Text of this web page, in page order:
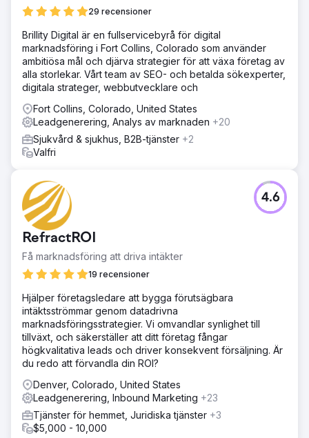
29 recensioner
Brillity Digital är en fullservicebyrå för digital
marknadsföring i Fort Collins, Colorado som använder
ambitiösa mål och djärva strategier för att växa företag av
alla storlekar. Vårt team av SEO- och betalda sökexperter,
digitala strateger, webbutvecklare och
Fort Collins, Colorado, United States
Leadgenerering, Analys av marknaden +20
Sjukvård & sjukhus, B2B-tjänster +2
Valfri
RefractROI
Få marknadsföring att driva intäkter
19 recensioner
4.6
Hjälper företagsledare att bygga förutsägbara
intäktsströmmar genom datadrivna
marknadsföringsstrategier. Vi omvandlar synlighet till
tillväxt, och säkerställer att ditt företag fångar
högkvalitativa leads och driver konsekvent försäljning. Är
du redo att förvandla din ROI?
Denver, Colorado, United States
Leadgenerering, Inbound Marketing +23
Tjänster för hemmet, Juridiska tjänster +3
$5,000 - 10,000